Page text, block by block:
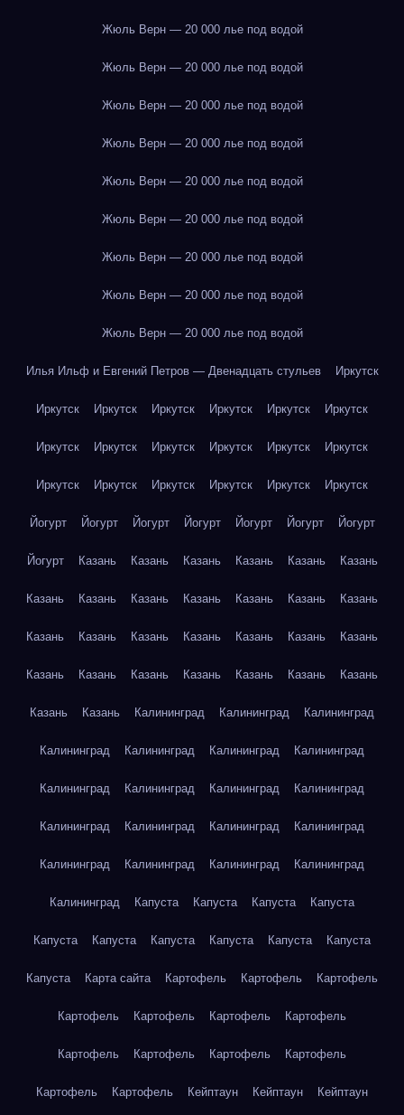
Жюль Верн — 20 000 лье под водой
Жюль Верн — 20 000 лье под водой
Жюль Верн — 20 000 лье под водой
Жюль Верн — 20 000 лье под водой
Жюль Верн — 20 000 лье под водой
Жюль Верн — 20 000 лье под водой
Жюль Верн — 20 000 лье под водой
Жюль Верн — 20 000 лье под водой
Жюль Верн — 20 000 лье под водой
Илья Ильф и Евгений Петров — Двенадцать стульев Иркутск
Иркутск Иркутск Иркутск Иркутск Иркутск Иркутск
Иркутск Иркутск Иркутск Иркутск Иркутск Иркутск
Иркутск Иркутск Иркутск Иркутск Иркутск Иркутск
Йогурт Йогурт Йогурт Йогурт Йогурт Йогурт Йогурт
Йогурт Казань Казань Казань Казань Казань Казань
Казань Казань Казань Казань Казань Казань Казань
Казань Казань Казань Казань Казань Казань Казань
Казань Казань Казань Казань Казань Казань Казань
Казань Казань Калининград Калининград Калининград
Калининград Калининград Калининград Калининград
Калининград Калининград Калининград Калининград
Калининград Калининград Калининград Калининград
Калининград Калининград Калининград Калининград
Калининград Капуста Капуста Капуста Капуста
Капуста Капуста Капуста Капуста Капуста Капуста
Капуста Карта сайта Картофель Картофель Картофель
Картофель Картофель Картофель Картофель
Картофель Картофель Картофель Картофель
Картофель Картофель Кейптаун Кейптаун Кейптаун